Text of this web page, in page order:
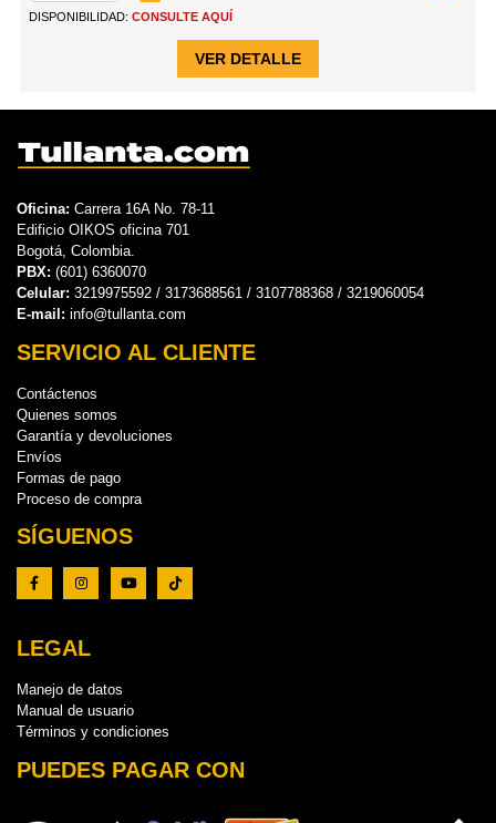
DISPONIBILIDAD: CONSULTE AQUÍ
VER DETALLE
Oficina: Carrera 16A No. 78-11
Edificio OIKOS oficina 701
Bogotá, Colombia.
PBX: (601) 6360070
Celular: 3219975592 / 3173688561 / 3107788368 / 3219060054
E-mail: info@tullanta.com
SERVICIO AL CLIENTE
Contáctenos
Quienes somos
Garantía y devoluciones
Envíos
Formas de pago
Proceso de compra
SÍGUENOS
LEGAL
Manejo de datos
Manual de usuario
Términos y condiciones
PUEDES PAGAR CON